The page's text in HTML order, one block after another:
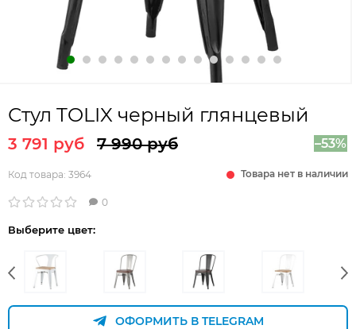
Стул TOLIX черный глянцевый
3 791 руб 7 990 руб –53%
Код товара: 3964 Товара нет в наличии
0
Выберите цвет:
ОФОРМИТЬ В TELEGRAM